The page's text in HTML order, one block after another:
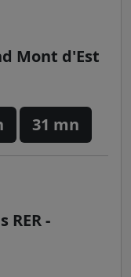
Mont d'Est
31 mn
RER -